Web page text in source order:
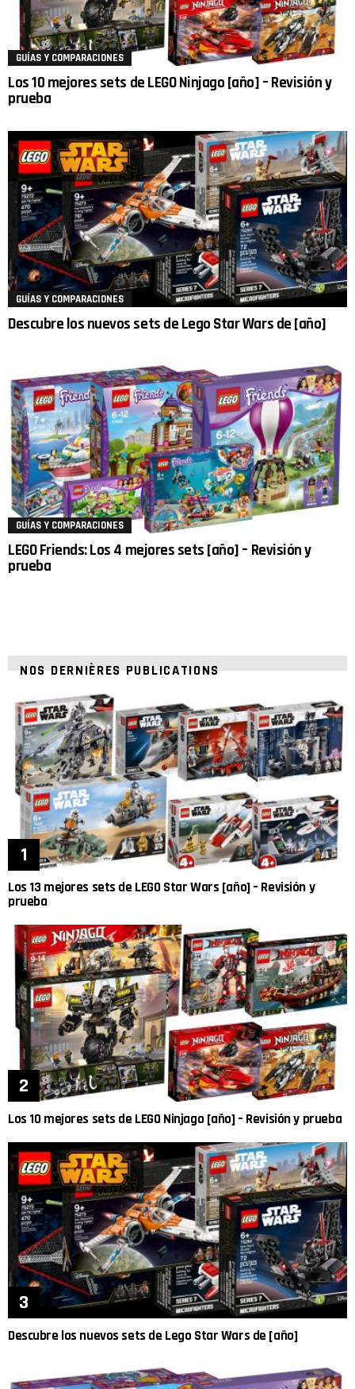
GUÍAS Y COMPARACIONES
Los 10 mejores sets de LEGO Ninjago [año] – Revisión y
prueba
GUÍAS Y COMPARACIONES
Descubre los nuevos sets de Lego Star Wars de [año]
GUÍAS Y COMPARACIONES
LEGO Friends: Los 4 mejores sets [año] – Revisión y
prueba
NOS DERNIÈRES PUBLICATIONS
Los 13 mejores sets de LEGO Star Wars [año] – Revisión y
prueba
Los 10 mejores sets de LEGO Ninjago [año] – Revisión y prueba
Descubre los nuevos sets de Lego Star Wars de [año]